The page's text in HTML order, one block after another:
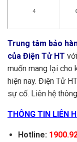
4
Trung tâm bảo
của Điện Tử HT
muốn mang lại cho
hiện nay. Điện Tử
sự cố. Liên hệ
THÔNG TIN LIÊN
Hotline: